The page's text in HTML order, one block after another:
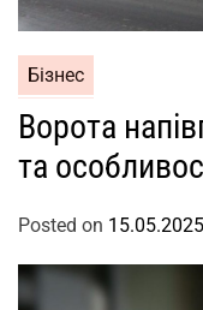
Бізнес
Ворота
та
Posted on 15.05.2025